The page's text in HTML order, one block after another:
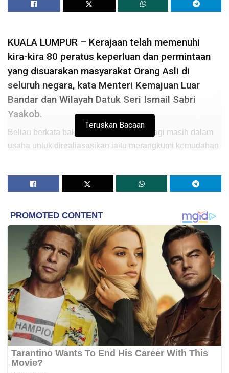
KUALA LUMPUR – Kerajaan telah memenuhi
kira-kira 80 peratus keperluan dan permintaan
yang disuarakan masyarakat Orang Asli di
seluruh negara, kata Menteri Kemajuan Luar
Bandar dan Wilayah Datuk Seri Ismail Sabri
Yaakob.
Beliau berkata baki kira-kira 20 peratus lagi masih dalam
usaha untuk direaliasasikan iaitu merangkumi kemudahan
“Kerajaan amat mengambil berat mengenai kebajikan,
masyarakat Orang Asli seluruh negara dan tidak sesekali
akan meminggirkan golongan ini.
Segala kemudahan dan infrastruktur sedang giat
dibangunkan di semua perkampungan Orang Asli dan
dijangka menjelang 2023, semua (kemudahan dan
keperluan) akan lengkap iaitu 100 peratus apa yang
diperlukan mereka,” katanya.
Beliau bercakap kepada pemberita selepas merasmikan
mesyuarat agung tahunan ke-21 Persatuan Orang Asli
Semenanjung Malaysia (POASM) di Dewan Komuniti
Teruskan Bacaan